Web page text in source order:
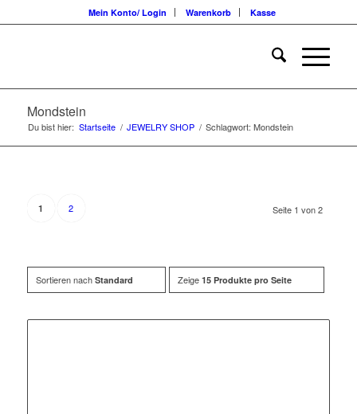
Mein Konto/ Login Warenkorb Kasse
Mondstein
Du bist hier: Startseite / JEWELRY SHOP / Schlagwort: Mondstein
Seite 1 von 2
1 2
Sortieren nach Standard Zeige 15 Produkte pro Seite